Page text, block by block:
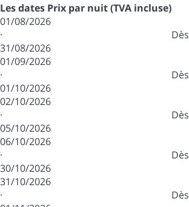
Les dates Prix par nuit (TVA incluse)
01/08/2026
·
31/08/2026
Dès
01/09/2026
·
01/10/2026
Dès
02/10/2026
·
05/10/2026
Dès
06/10/2026
·
30/10/2026
Dès
31/10/2026
·
Dès